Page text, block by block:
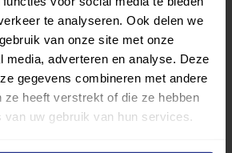
te analyseren. Ook delen we
van onze site met onze
media, adverteren en analyse. Deze
gegevens combineren met andere
ze heeft verstrekt of die ze hebben
uw gebruik van hun services.
Sport zoeken